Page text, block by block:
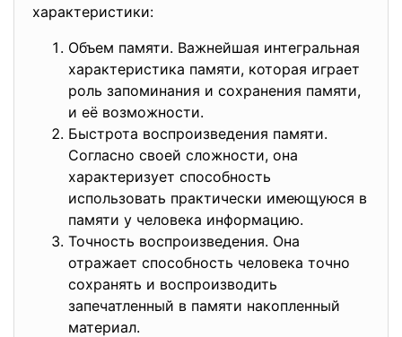
характеристики:
Объем памяти. Важнейшая интегральная
характеристика памяти, которая играет
роль запоминания и сохранения памяти,
и её возможности.
Быстрота воспроизведения памяти.
Согласно своей сложности, она
характеризует способность
использовать практически имеющуюся в
памяти у человека информацию.
Точность воспроизведения. Она
отражает способность человека точно
сохранять и воспроизводить
запечатленный в памяти накопленный
материал.